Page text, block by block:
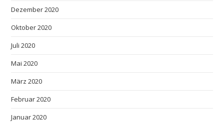
Dezember 2020
Oktober 2020
Juli 2020
Mai 2020
März 2020
Februar 2020
Januar 2020